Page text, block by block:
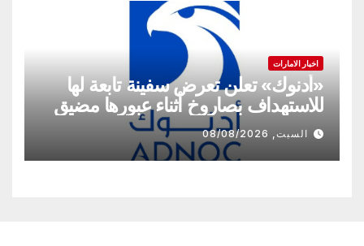
اخبار الامارات
«أدنوك» تعلن تعرض سفينة تابعة لها
للاستهداف بصاروخ أثناء عبورها مضيق
هرمزالسبت, 08/08/2026